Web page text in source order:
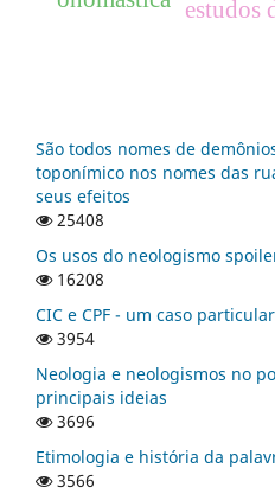
estudos
São todos nomes de
toponímico nos nomes das
seus efeitos
25408
Os usos do neologismo
16208
CIC e CPF - um caso
3954
Neologia e neologismos no
principais ideias
3696
Etimologia e história da
3566